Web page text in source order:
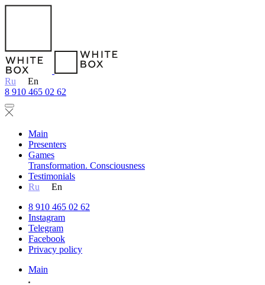
Ru
En
8 910 465 02 62
Main
Presenters
Games
Transformation. Consciousness
Testimonials
Ru
En
8 910 465 02 62
Instagram
Telegram
Facebook
Privacy policy
Main